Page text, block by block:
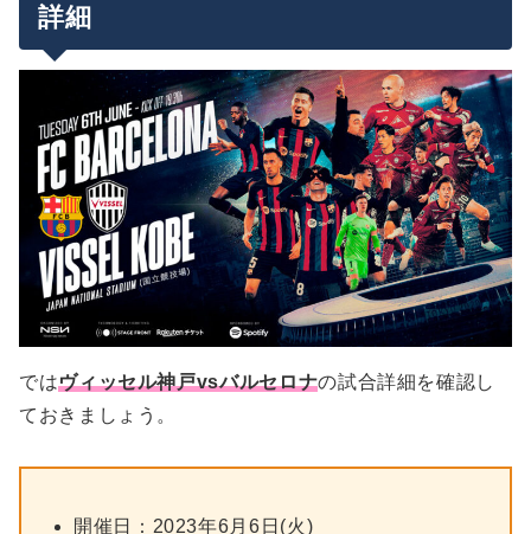
詳細
ではヴィッセル神戸vsバルセロナの試合詳細を確認し
ておきましょう。
開催日：2023年6月6日(火)